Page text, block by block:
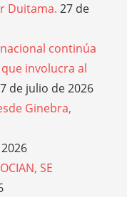
Duitama. 27 de
continúa
involucra al
de julio de 2026
Ginebra,
SE